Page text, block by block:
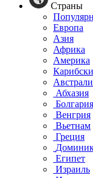
Страны
Европа
Азия
Африка
Америка
Абхазия
Болгария
Венгрия
Вьетнам
Греция
Египет
Израиль